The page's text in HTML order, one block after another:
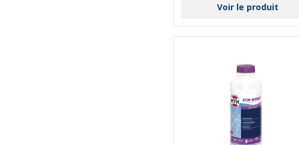
Voir le produit